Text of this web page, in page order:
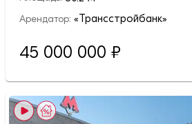
Арендатор: «Трансстройбанк»
45 000 000 ₽